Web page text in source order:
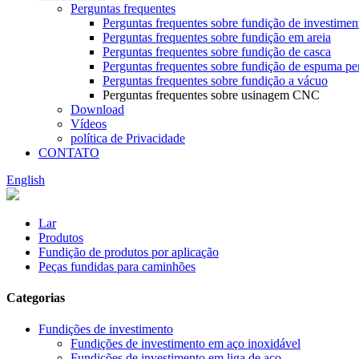
Perguntas frequentes
Perguntas frequentes sobre fundição de
Perguntas frequentes sobre fundição em areia
Perguntas frequentes sobre fundição de casca
Perguntas frequentes sobre fundição de espuma
Perguntas frequentes sobre fundição a vácuo
Perguntas frequentes sobre usinagem CNC
Download
Vídeos
política de Privacidade
CONTATO
English
Lar
Produtos
Fundição de produtos por aplicação
Peças fundidas para caminhões
Categorias
Fundições de investimento
Fundições de investimento em aço inoxidável